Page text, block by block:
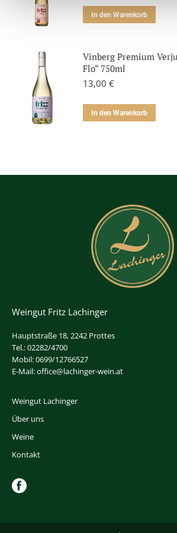
In den Warenkorb
Vinberg Premium
Flo“ 750ml
13,00 €
In den Warenkorb
Weingut Fritz Lachinger
Hauptstraße 18, 2242 Prottes
Tel.: 02282/4700
Mobil: 0699/12766527
E-Mail: office@lachinger-wein.at
Weingut Lachinger
Über uns
Weine
Kontakt